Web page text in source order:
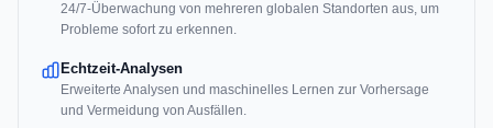
24/7-Überwachung von mehreren globalen Standorten aus, um
Probleme sofort zu erkennen.
Echtzeit-Analysen
Erweiterte Analysen und maschinelles Lernen zur Vorhersage
und Vermeidung von Ausfällen.